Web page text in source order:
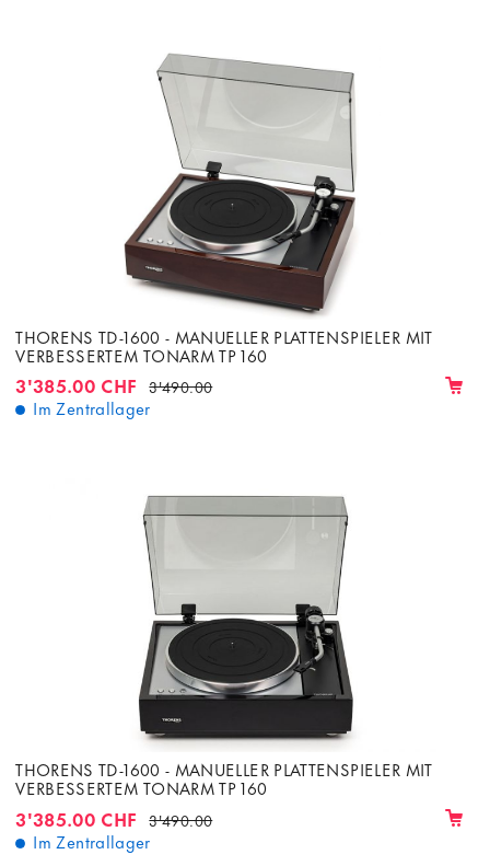
THORENS TD-1600 - MANUELLER PLATTENSPIELER MIT
VERBESSERTEM TONARM TP 160
3'385.00 CHF 3'490.00
Im Zentrallager
THORENS TD-1600 - MANUELLER PLATTENSPIELER MIT
VERBESSERTEM TONARM TP 160
3'385.00 CHF 3'490.00
Im Zentrallager